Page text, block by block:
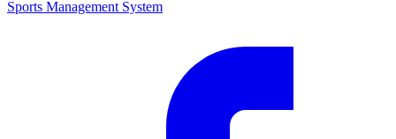
Sports Management System